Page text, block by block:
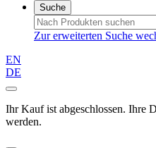
Suche
Zur erweiterten Suche
EN
DE
Ihr Kauf ist abgeschlossen. Ihre
werden.